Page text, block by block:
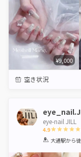
¥9,000
空き状況
eye-nail JILL
4.9
1 2 3 4 5
大通駅から